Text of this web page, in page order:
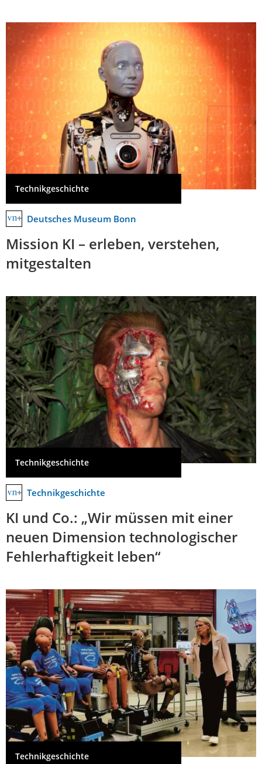
Technikgeschichte
Deutsches Museum Bonn
Mission KI – erleben, verstehen,
mitgestalten
Technikgeschichte
Technikgeschichte
KI und Co.: „Wir müssen mit einer
neuen Dimension technologischer
Fehlerhaftigkeit leben“
Technikgeschichte